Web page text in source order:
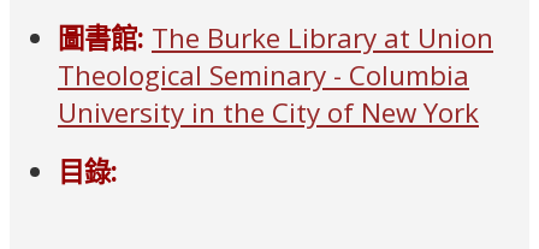
圖書館: The Burke Library at Union
Theological Seminary - Columbia
University in the City of New York
目錄: